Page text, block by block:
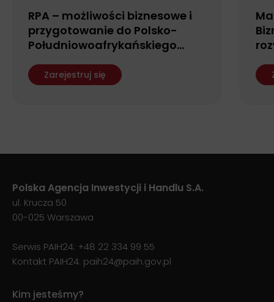
RPA – możliwości biznesowe i
przygotowanie do Polsko-
Południowoafrykańskiego
Zarejestruj się
Polska Agencja Inwestycji i Handlu S.A.
ul. Krucza 50
00-025 Warszawa
Serwis PAIH24: +48 22 334 99 55
Kontakt PAIH24: paih24@paih.gov.pl
Kim jesteśmy?